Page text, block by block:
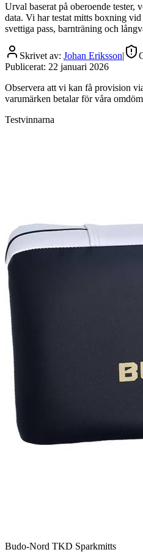
Urval baserat på oberoende tester,
data. Vi har testat mitts boxning
svettiga pass, barnträning och
Skrivet av: Johan Eriksson|
Publicerat: 22 januari 2026
Observera att vi kan få provision
varumärken betalar för våra
Testvinnarna
Budo-Nord TKD Sparkmitts